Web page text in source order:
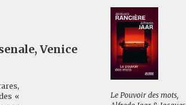
Venice
«
Le Pouvoir des mots,